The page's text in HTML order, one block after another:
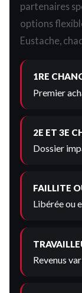
partenaires
options
Eustache,
1RE
Premier
2E ET 3E
Dossier
FAILLITE
Libérée ou
Revenus